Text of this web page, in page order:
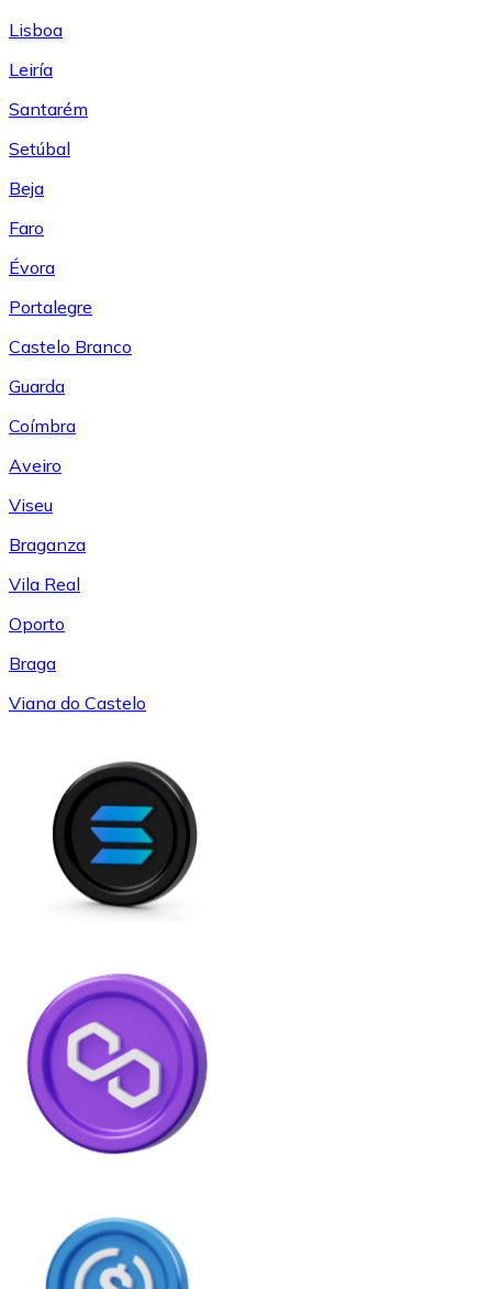
Lisboa
Leiría
Santarém
Setúbal
Beja
Faro
Évora
Portalegre
Castelo Branco
Guarda
Coímbra
Aveiro
Viseu
Braganza
Vila Real
Oporto
Braga
Viana do Castelo